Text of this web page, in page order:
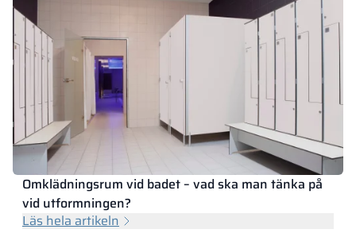
Omklädningsrum vid badet – vad ska man tänka på
vid utformningen?
Läs hela artikeln